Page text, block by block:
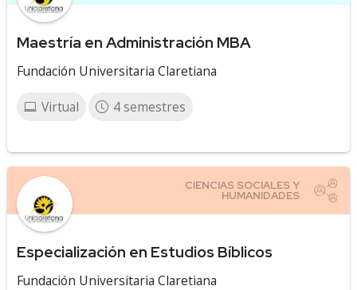
Maestría en Administración MBA
Fundación Universitaria Claretiana
Virtual 4 semestres
Especialización en Estudios Bíblicos
Fundación Universitaria Claretiana